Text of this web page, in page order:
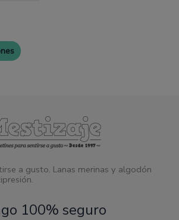
a gusto. Lanas merinas y algodón
100% seguro